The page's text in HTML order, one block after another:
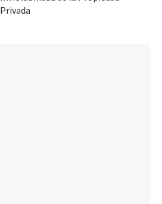
Privada